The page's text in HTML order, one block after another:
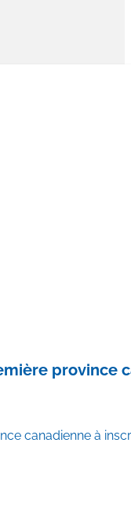
province
canadienne à